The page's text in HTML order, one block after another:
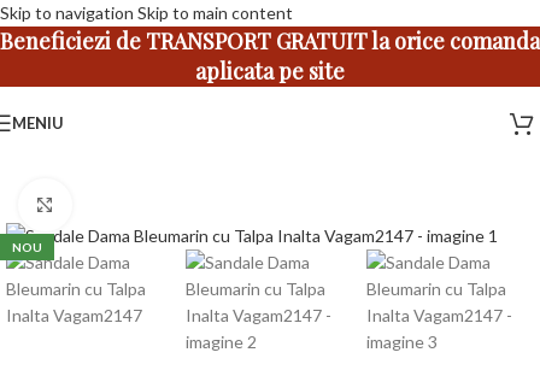
Skip to navigation Skip to main content
Beneficiezi de TRANSPORT GRATUIT la orice comanda
aplicata pe site
MENIU
NOU